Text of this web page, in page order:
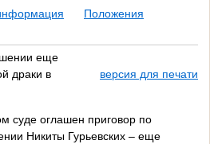
Положения
еще
драки в
версия для печати
суде оглашен приговор по
Никиты Гурьевских – еще